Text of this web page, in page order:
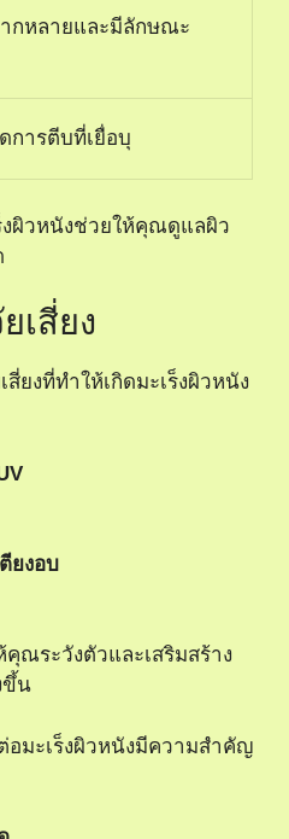
กหลายและมีลักษณะ
การตีบที่เยื่อบุ
งผิวหนังช่วยให้คุณดูแลผิว
เสี่ยง
ยงที่ทำให้เกิดมะเร็งผิวหนัง
ยงอบ
คุณระวังตัวและเสริมสร้าง
ขึ้น
อมะเร็งผิวหนังมีความสำคัญ